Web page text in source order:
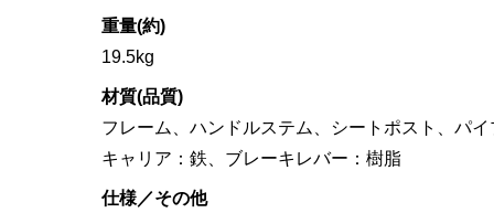
重量(約)
19.5kg
材質(品質)
フレーム、ハンドルステム、シートポスト、パイ
キャリア：鉄、ブレーキレバー：樹脂
仕様／その他